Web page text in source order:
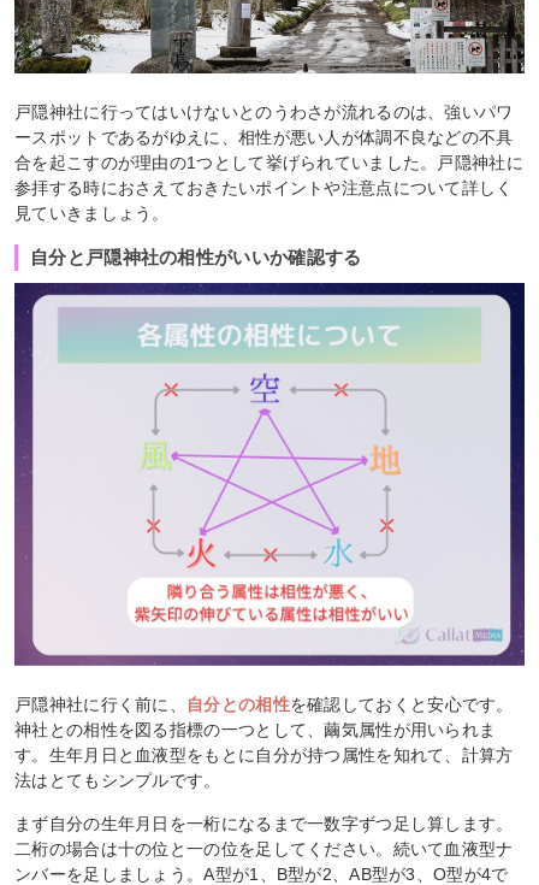
戸隠神社に行ってはいけないとのうわさが流れるのは、強いパワ
ースポットであるがゆえに、相性が悪い人が体調不良などの不具
合を起こすのが理由の1つとして挙げられていました。戸隠神社に
参拝する時におさえておきたいポイントや注意点について詳しく
見ていきましょう。
自分と戸隠神社の相性がいいか確認する
戸隠神社に行く前に、 自分との相性を確認しておくと安心です。
神社との相性を図る指標の一つとして、繭気属性が用いられま
す。生年月日と血液型をもとに自分が持つ属性を知れて、計算方
法はとてもシンプルです。
まず自分の生年月日を一桁になるまで一数字ずつ足し算します。
二桁の場合は十の位と一の位を足してください。続いて血液型ナ
ンバーを足しましょう。A型が1、B型が2、AB型が3、O型が4で